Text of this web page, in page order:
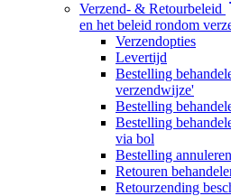
Verzend- & Retourbeleid
en het beleid rondom
Verzendopties
Levertijd
Bestelling
verzendwijze'
Bestelling
Bestelling
via bol
Bestelling annuleren
Retouren
Retourzending